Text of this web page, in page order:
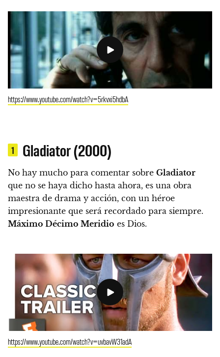
https://www.youtube.com/watch?v=5rkvxi5hdbA
1 Gladiator (2000)
No hay mucho para comentar sobre Gladiator
que no se haya dicho hasta ahora, es una obra
maestra de drama y acción, con un héroe
impresionante que será recordado para siempre.
Máximo Décimo Meridio es Dios.
https://www.youtube.com/watch?v=uvbavW31adA